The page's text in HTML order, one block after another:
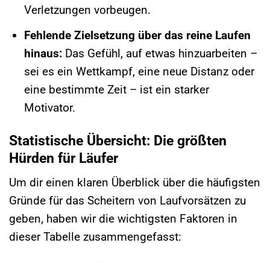
Verletzungen vorbeugen.
Fehlende Zielsetzung über das reine Laufen
hinaus:Das Gefühl, auf etwas hinzuarbeiten –
sei es ein Wettkampf, eine neue Distanz oder
eine bestimmte Zeit – ist ein starker
Motivator.
Statistische Übersicht: Die größten
Hürden für Läufer
Um dir einen klaren Überblick über die häufigsten
Gründe für das Scheitern von Laufvorsätzen zu
geben, haben wir die wichtigsten Faktoren in
dieser Tabelle zusammengefasst: